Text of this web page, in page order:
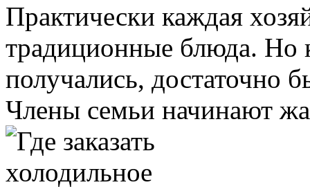
Практически каждая
традиционные блюда. Но
получались, достаточно
Члены семьи начинают